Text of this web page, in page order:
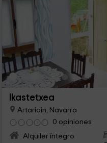
Ikastetxea
Artariain, Navarra
0 opiniones
Alquiler íntegro